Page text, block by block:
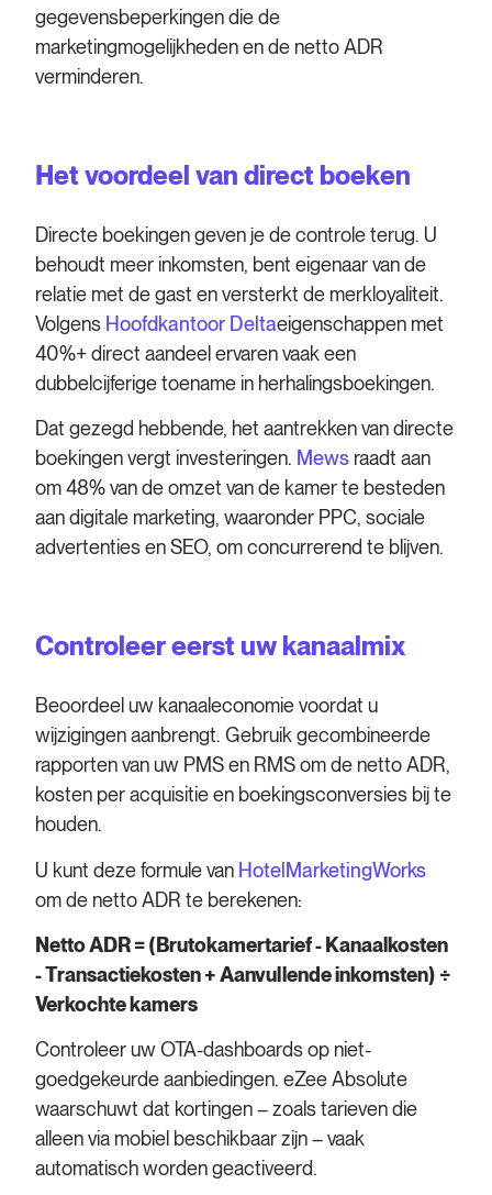
gegevensbeperkingen die de
marketingmogelijkheden en de netto ADR
verminderen.
Het voordeel van direct boeken
Directe boekingen geven je de controle terug. U
behoudt meer inkomsten, bent eigenaar van de
relatie met de gast en versterkt de merkloyaliteit.
Volgens Hoofdkantoor Deltaeigenschappen met
40%+ direct aandeel ervaren vaak een
dubbelcijferige toename in herhalingsboekingen.
Dat gezegd hebbende, het aantrekken van directe
boekingen vergt investeringen. Mews raadt aan
om 48% van de omzet van de kamer te besteden
aan digitale marketing, waaronder PPC, sociale
advertenties en SEO, om concurrerend te blijven.
Controleer eerst uw kanaalmix
Beoordeel uw kanaaleconomie voordat u
wijzigingen aanbrengt. Gebruik gecombineerde
rapporten van uw PMS en RMS om de netto ADR,
kosten per acquisitie en boekingsconversies bij te
houden.
U kunt deze formule van HotelMarketingWorks
om de netto ADR te berekenen:
Netto ADR = (Brutokamertarief - Kanaalkosten
- Transactiekosten + Aanvullende inkomsten) ÷
Verkochte kamers
Controleer uw OTA-dashboards op niet-
goedgekeurde aanbiedingen. eZee Absolute
waarschuwt dat kortingen – zoals tarieven die
alleen via mobiel beschikbaar zijn – vaak
automatisch worden geactiveerd.